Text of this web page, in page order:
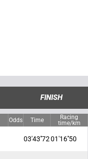
FINISH
Odds Time
Racing
time/km
03'43''7201'16''50